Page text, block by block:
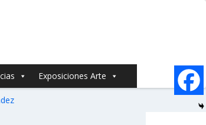
Exposiciones Arte